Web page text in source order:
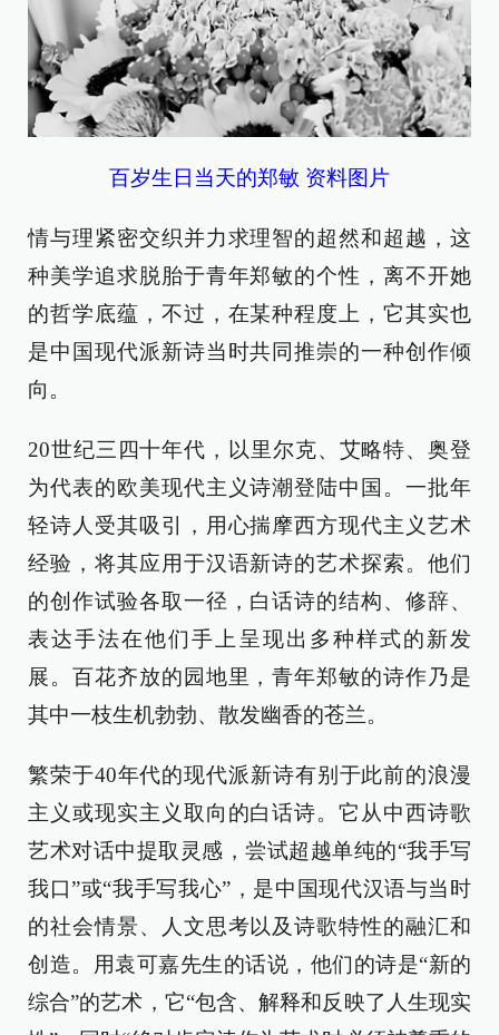
百岁生日当天的郑敏 资料图片
情与理紧密交织并力求理智的超然和超越，这
种美学追求脱胎于青年郑敏的个性，离不开她
的哲学底蕴，不过，在某种程度上，它其实也
是中国现代派新诗当时共同推崇的一种创作倾
向。
20世纪三四十年代，以里尔克、艾略特、奥登
为代表的欧美现代主义诗潮登陆中国。一批年
轻诗人受其吸引，用心揣摩西方现代主义艺术
经验，将其应用于汉语新诗的艺术探索。他们
的创作试验各取一径，白话诗的结构、修辞、
表达手法在他们手上呈现出多种样式的新发
展。百花齐放的园地里，青年郑敏的诗作乃是
其中一枝生机勃勃、散发幽香的苍兰。
繁荣于40年代的现代派新诗有别于此前的浪漫
主义或现实主义取向的白话诗。它从中西诗歌
艺术对话中提取灵感，尝试超越单纯的“我手写
我口”或“我手写我心”，是中国现代汉语与当时
的社会情景、人文思考以及诗歌特性的融汇和
创造。用袁可嘉先生的话说，他们的诗是“新的
综合”的艺术，它“包含、解释和反映了人生现实